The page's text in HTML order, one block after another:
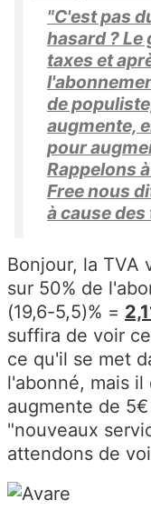
"C'est pas
hasard ?
taxes et
de
augmente,
pour
Rappelons
Free nous
à cause des
Bonjour, la TVA
sur 50% de
(19,6-5,5)% =
suffira de voir
ce qu'il se met
l'abonné, mais
augmente de
"nouveaux
attendons de